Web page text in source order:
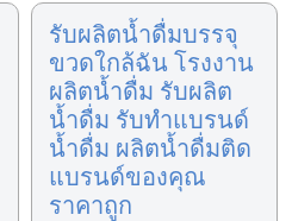
รับผลิตน้ำดื่มบรรจุ
ขวดใกล้ฉัน โรงงาน
ผลิตน้ำดื่ม รับผลิต
น้ำดื่ม รับทำแบรนด์
น้ำดื่ม ผลิตน้ำดื่มติด
แบรนด์ของคุณ
ราคาถูก